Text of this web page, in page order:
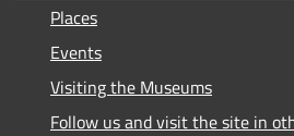
Places
Events
Visiting the Museums
Follow us and visit the site in